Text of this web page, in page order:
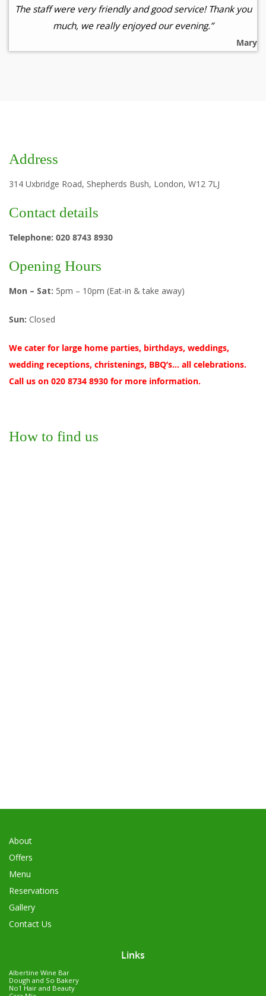
The staff were very friendly and good service! Thank you
much, we really enjoyed our evening.”
Mary
Address
314 Uxbridge Road, Shepherds Bush, London, W12 7LJ
Contact details
Telephone: 020 8743 8930
Opening Hours
Mon – Sat: 5pm – 10pm (Eat-in & take away)
Sun: Closed
We cater for large home parties, birthdays, weddings,
wedding receptions, christenings, BBQ’s… all celebrations.
Call us on 020 8734 8930 for more information.
How to find us
About
Offers
Menu
Reservations
Gallery
Contact Us
Links
Albertine Wine Bar
Dough and So Bakery
No1 Hair and Beauty